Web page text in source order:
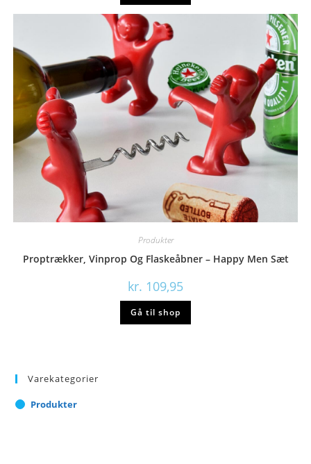
Produkter
Proptrækker, Vinprop Og Flaskeåbner – Happy Men Sæt
kr. 109,95
Gå til shop
Varekategorier
Produkter